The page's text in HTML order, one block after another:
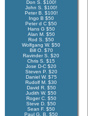
Don S. $100!
John S. $100!
Peter B. $100!
Ingo B $50
Peter d C $50
Hans G $50
Alan M. $50
Rod S. $50
Wolfgang W. $50
Bill O. $70
Ravinder S. $20
Chris S. $15
Jose D-C $20
Steven P. $20
Daniel W. $75
Rudolf M. $30
David R. $50
Judith W. $50
Roger C. $50
Steve D. $50
Sean F. $50
Paul G. B. $50